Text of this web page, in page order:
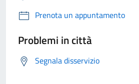
Prenota un appuntamento
Problemi in città
Segnala disservizio